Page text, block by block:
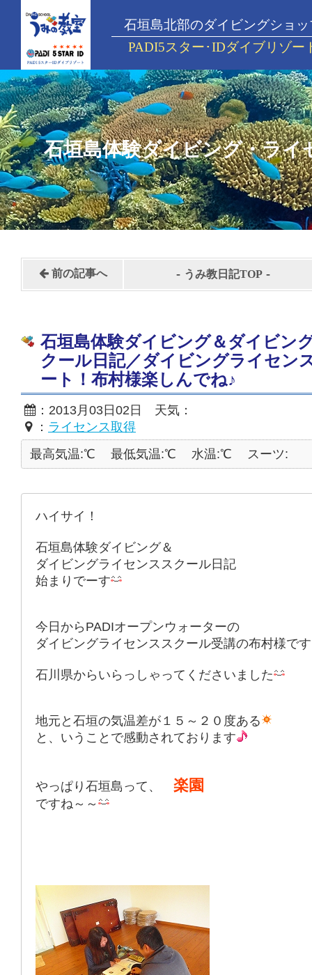
石垣島北部のダイビングショッ
PADI5スター･IDダイブリゾー
石垣島体験ダイビング・ライ
前の記事へ - うみ教日記TOP -
石垣島体験ダイビング＆ダイビン
クール日記／ダイビングライセン
ート！布村様楽しんでね♪
：2013月03日02日 天気：
： ライセンス取得
最高気温:℃
最低気温:℃ 水温:℃ スーツ:
ハイサイ！
石垣島体験ダイビング＆
ダイビングライセンススクール日記
始まりでーす
今日からPADIオープンウォーターの
ダイビングライセンススクール受講の布村様です
石川県からいらっしゃってくださいました
地元と石垣の気温差が１５～２０度ある
と、いうことで感動されております
やっぱり石垣島って、 楽園
ですね～～